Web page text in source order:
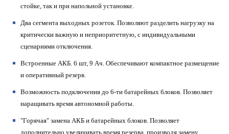
стойке, так и при напольной установке.
Два сегмента выходных розеток. Позволяют разделить нагрузку на
критически важную и неприоритетную, с индивидуальными
сценариями отключения.
Встроенные АКБ. 6 шт, 9 Ач. Обеспечивают компактное размещение
и оперативный резерв.
Возможность подключения до 6-ти батарейных блоков. Позволяет
наращивать время автономной работы.
"Горячая" замена АКБ и батарейных блоков. Позволяет
дополнительно увеличивать время резерва, производя замену